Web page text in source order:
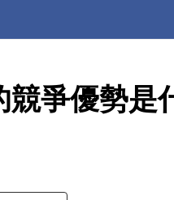
爭優勢是